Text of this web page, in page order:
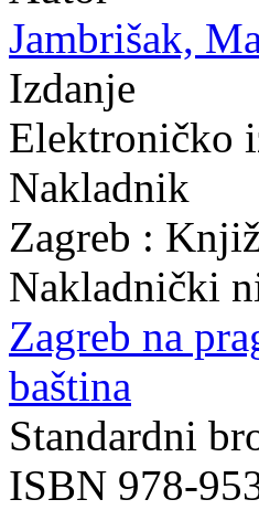
Jambrišak,
Izdanje
Elektroničko
Nakladnik
Zagreb :
Nakladnički
Zagreb na
baština
Standardni
ISBN 978-